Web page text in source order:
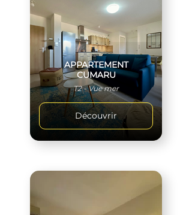
APPARTEMENT
CUMARU
T2 - Vue mer
Découvrir